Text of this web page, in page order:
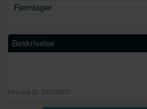
Fjernlager
Beskrivelse
Internal ID: 21639817